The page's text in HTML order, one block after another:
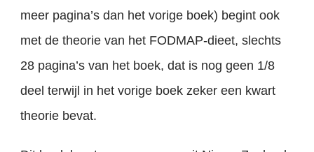
meer pagina’s dan het vorige boek) begint ook
met de theorie van het FODMAP-dieet, slechts
28 pagina’s van het boek, dat is nog geen 1/8
deel terwijl in het vorige boek zeker een kwart
theorie bevat.